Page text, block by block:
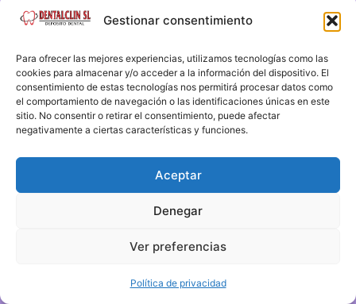
Gestionar consentimiento
Para ofrecer las mejores experiencias, utilizamos tecnologías como las
cookies para almacenar y/o acceder a la información del dispositivo. El
consentimiento de estas tecnologías nos permitirá procesar datos como
el comportamiento de navegación o las identificaciones únicas en este
sitio. No consentir o retirar el consentimiento, puede afectar
negativamente a ciertas características y funciones.
Aceptar
Denegar
Ver preferencias
Política de privacidad
pronto!